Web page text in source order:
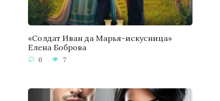
«Солдат Иван да Марья-искусница»
Елена Боброва
0 7